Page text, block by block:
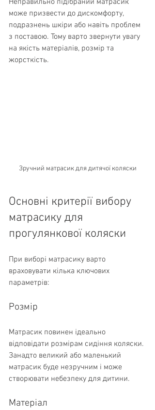
Неправильно підібраний матрасик
може призвести до дискомфорту,
подразнень шкіри або навіть проблем
з поставою. Тому варто звернути увагу
на якість матеріалів, розмір та
жорсткість.
Зручний матрасик для дитячої коляски
Основні критерії вибору
матрасику для
прогулянкової коляски
При виборі матрасику варто
враховувати кілька ключових
параметрів:
Розмір
Матрасик повинен ідеально
відповідати розмірам сидіння коляски.
Занадто великий або маленький
матрасик буде незручним і може
створювати небезпеку для дитини.
Матеріал